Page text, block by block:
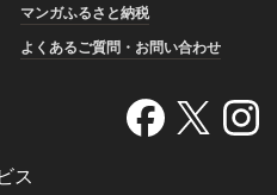
マンガふるさと納税
よくあるご質問・お問い合わせ
ス